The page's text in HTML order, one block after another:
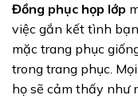
Đồng phục họp lớp
việc gắn kết tình
mặc trang phục
trong trang phục.
họ sẽ cảm thấy như